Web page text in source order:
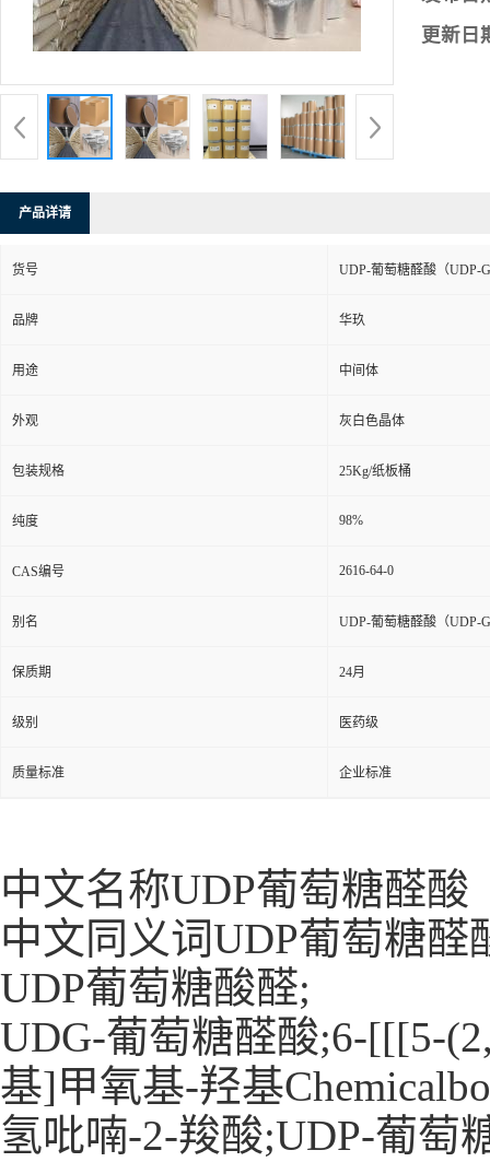
更新日
产品详请
货号 UDP-葡萄糖醛酸（UDP-
品牌 华玖
用途 中间体
外观 灰白色晶体
包装规格 25Kg/纸板桶
纯度 98%
CAS编号 2616-64-0
别名 UDP-葡萄糖醛酸（UDP-
保质期 24月
级别 医药级
质量标准 企业标准
中文名称UDP葡萄糖醛酸
中文同义词UDP葡萄糖醛
UDP葡萄糖酸醛;
UDG-葡萄糖醛酸;6-[[[5-
基]甲氧基-羟基
氢吡喃-2-羧酸;UDP-葡萄